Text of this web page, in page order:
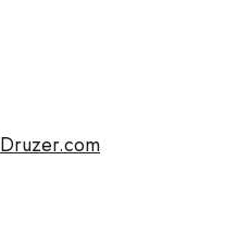
Druzer.com